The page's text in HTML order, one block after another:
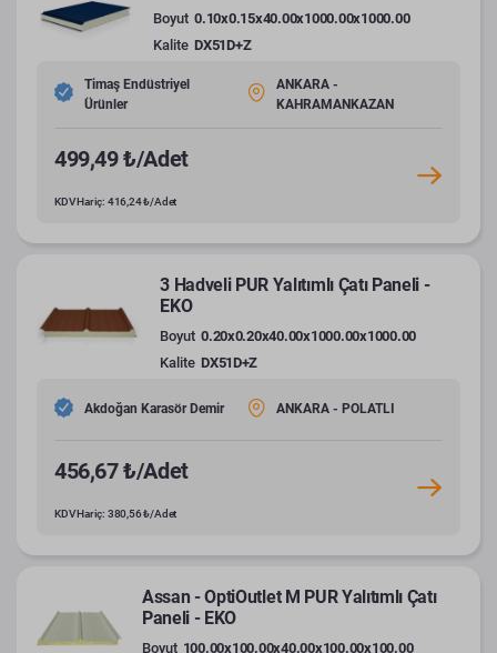
Boyut 0.10x0.15x40.00x1000.00x1000.00
Kalite DX51D+Z
Timaş Endüstriyel
Ürünler
ANKARA -
KAHRAMANKAZAN
499,49 ₺/Adet
KDV Hariç: 416,24 ₺/Adet
3 Hadveli PUR Yalıtımlı Çatı Paneli -
EKO
Boyut 0.20x0.20x40.00x1000.00x1000.00
Kalite DX51D+Z
Akdoğan Karasör Demir ANKARA - POLATLI
456,67 ₺/Adet
KDV Hariç: 380,56 ₺/Adet
Assan - OptiOutlet M PUR Yalıtımlı Çatı
Paneli - EKO
Boyut 100.00x100.00x40.00x100.00x100.00